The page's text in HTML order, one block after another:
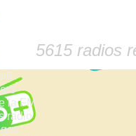
5615 radios
la FM
radio